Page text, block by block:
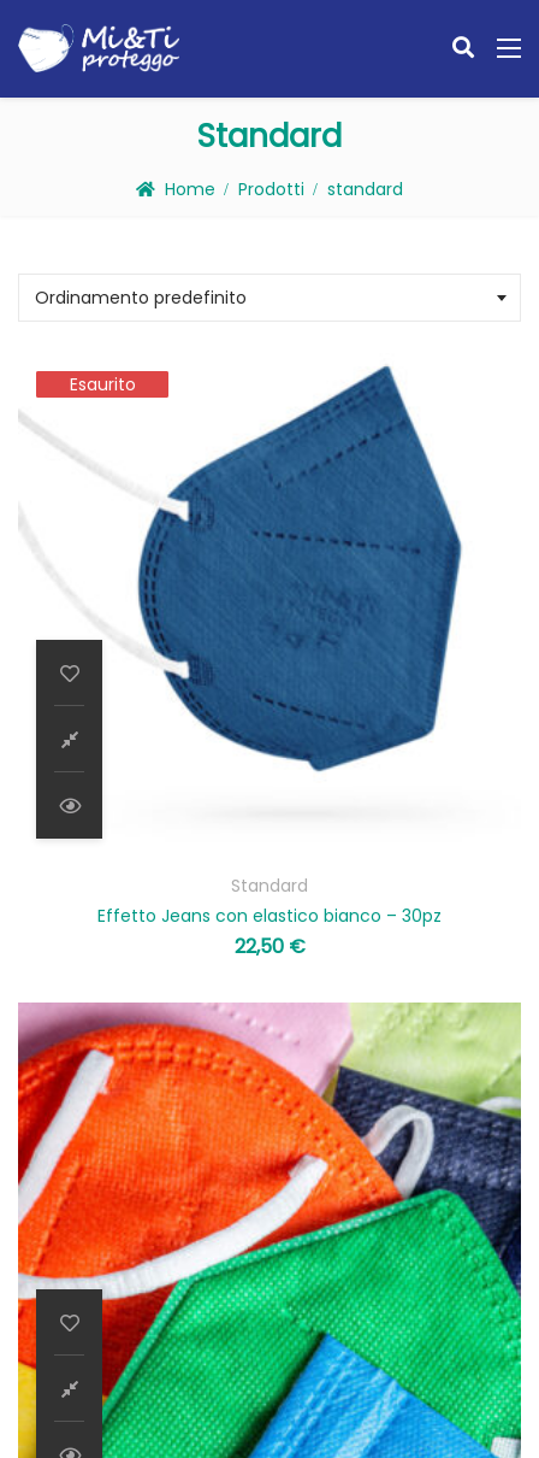
Standard
Home Prodotti standard
Ordinamento predefinito
Esaurito
Esaurito
Standard
Effetto Jeans con elastico bianco – 30pz
22,50 €